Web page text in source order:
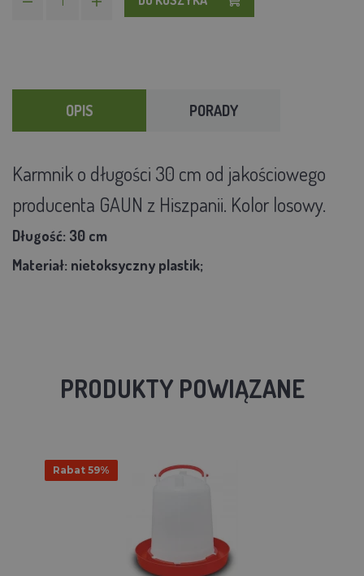
OPIS PORADY
Karmnik o długości 30 cm od jakościowego
producenta GAUN z Hiszpanii. Kolor losowy.
Długość: 30 cm
Materiał: nietoksyczny plastik;
PRODUKTY POWIĄZANE
Rabat 59%